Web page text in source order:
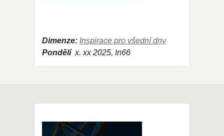
Dimenze: Inspirace pro všední dny
Pondělí x. xx 2025, In66